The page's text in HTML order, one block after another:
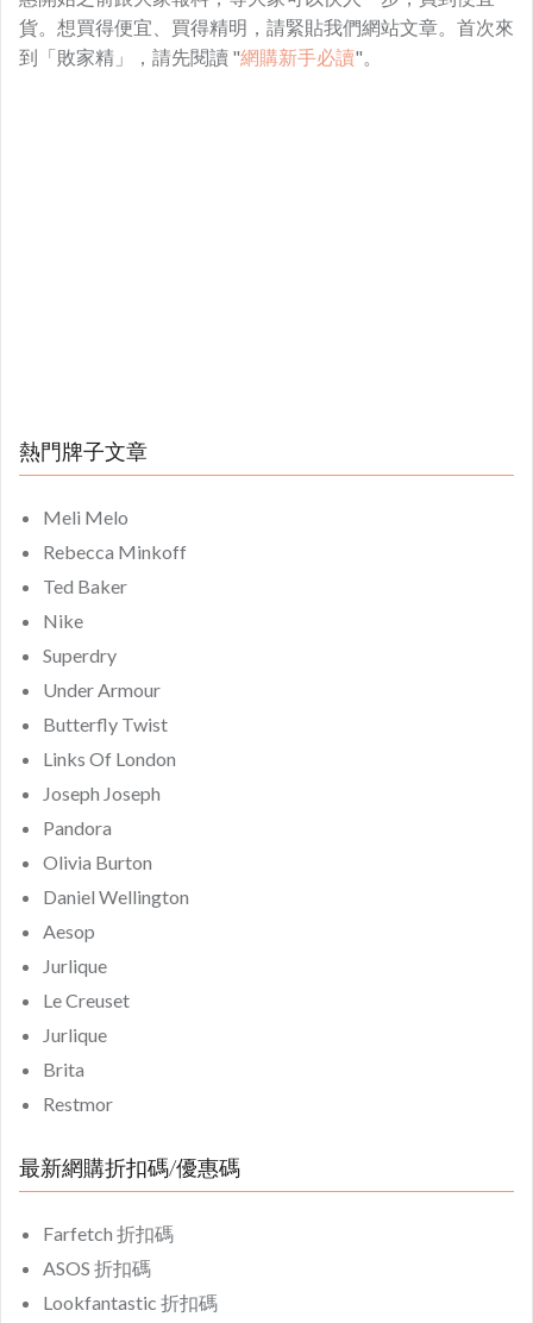
貨。想買得便宜、買得精明，請緊貼我們網站文章。首次來
到「敗家精」，請先閱讀 "網購新手必讀"。
熱門牌子文章
Meli Melo
Rebecca Minkoff
Ted Baker
Nike
Superdry
Under Armour
Butterfly Twist
Links Of London
Joseph Joseph
Pandora
Olivia Burton
Daniel Wellington
Aesop
Jurlique
Le Creuset
Jurlique
Brita
Restmor
最新網購折扣碼/優惠碼
Farfetch 折扣碼
ASOS 折扣碼
Lookfantastic 折扣碼